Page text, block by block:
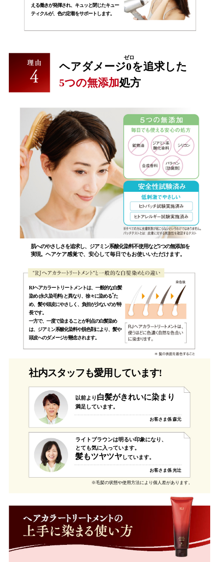
える働きが発揮され、キュッと閉じたキュー
ティクルが、色の定着をサポートします。
ヘアダメージ0
ゼロ
を追求した
5つの無添加処方
肌へのやさしさを追求し、ジアミン系酸化染料不使用など5つの無添加を
実現。ヘアケア感覚で、安心して毎日でもお使いいただけます。
RJヘアカラートリートメントは、一般的な白髪
染め (永久染毛料) と異なり、徐々に染める*た
め、髪や頭皮にやさしく、負担が少ないのが特
長です。
一方で、一度で染まることが利点の白髪染め
は、ジアミン系酸化染料や脱色剤により、髪や
頭皮へのダメージが懸念されます。
社内スタッフも愛用しています!
以前より 白髪がきれいに染まり
満足しています。
お客さま係 森元
ライトブラウンは明るい印象になり、
とても気に入っています。
髪もツヤツヤしています。
お客さま係 光辻
※毛髪の状態や使用方法により個人差があります。